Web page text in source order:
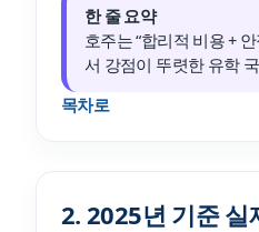
한 줄 요약
호주는 “합리적 비용 +
서 강점이 뚜렷한 유학
목차로
2. 2025년 기준 실